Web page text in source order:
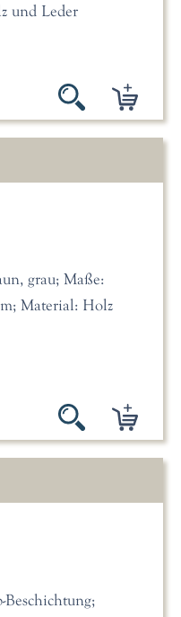
und Leder
grau; Maße:
Material: Holz